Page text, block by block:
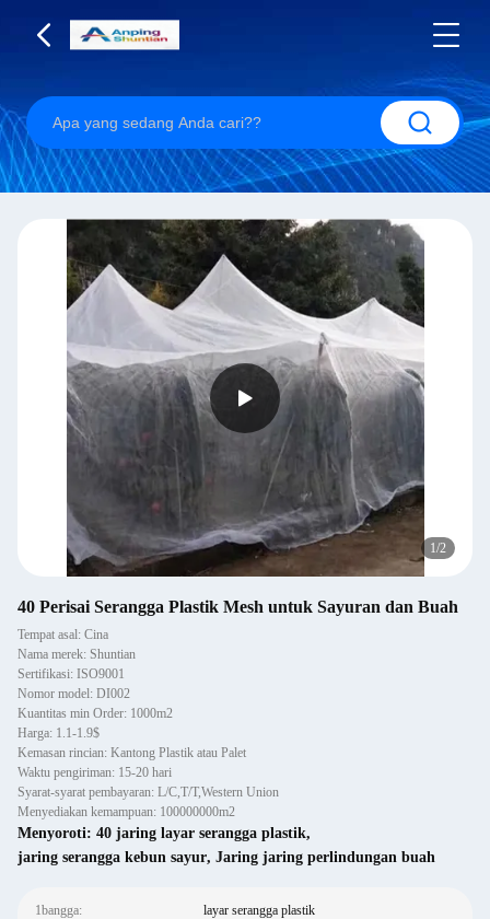
1/2
40 Perisai Serangga Plastik Mesh untuk Sayuran dan Buah
Tempat asal: Cina
Nama merek: Shuntian
Sertifikasi: ISO9001
Nomor model: DI002
Kuantitas min Order: 1000m2
Harga: 1.1-1.9$
Kemasan rincian: Kantong Plastik atau Palet
Waktu pengiriman: 15-20 hari
Syarat-syarat pembayaran: L/C,T/T,Western Union
Menyediakan kemampuan: 100000000m2
Menyoroti: 40 jaring layar serangga plastik,
jaring serangga kebun sayur, Jaring jaring perlindungan buah
1bangga: layar serangga plastik